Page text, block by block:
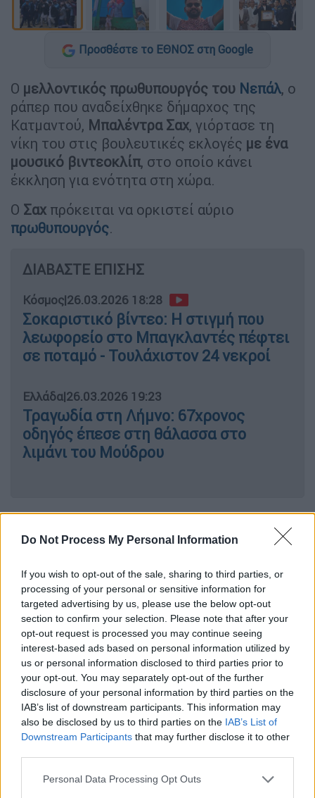
Do Not Process My Personal Information
If you wish to opt-out of the sale, sharing to third parties, or
processing of your personal or sensitive information for
targeted advertising by us, please use the below opt-out
section to confirm your selection. Please note that after your
opt-out request is processed you may continue seeing
interest-based ads based on personal information utilized by
us or personal information disclosed to third parties prior to
your opt-out. You may separately opt-out of the further
disclosure of your personal information by third parties on the
IAB’s list of downstream participants. This information may
also be disclosed by us to third parties on the IAB’s List of
Downstream Participants that may further disclose it to other
Please note that this website/app uses one or more Google
Personal Data Processing Opt Outs
Προσθέστε το ΕΘΝΟΣ στη Google
Ο μελλοντικός πρωθυπουργός του Νεπάλ, ο
ράπερ που αναδείχθηκε δήμαρχος της
Κατμαντού, Μπαλέντρα Σαχ, γιόρτασε τη
νίκη του στις βουλευτικές εκλογές με ένα
μουσικό βιντεοκλίπ, στο οποίο κάνει
έκκληση για ενότητα στη χώρα.
Ο Σαχ πρόκειται να ορκιστεί αύριο
πρωθυπουργός.
ΔΙΑΒΑΣΤΕ ΕΠΙΣΗΣ
Κόσμος|26.03.2026 18:28
Σοκαριστικό βίντεο: Η στιγμή που
λεωφορείο στο Μπαγκλαντές πέφτει
σε ποταμό - Τουλάχιστον 24 νεκροί
Ελλάδα|26.03.2026 19:23
Τραγωδία στη Λήμνο: 67χρονος
οδηγός έπεσε στη θάλασσα στο
λιμάνι του Μούδρου
προχωρά»
Νεπαλέζοι ενωμένοι, η ιστορία προχωρά»
τραγουδάει ο 35χρονος «Μπαλέν» σε αυτό
το βιντεοκλίπ που εικονογραφείται με
πλάνα από την προεκλογική εκστρατεία του.
Οι στίχοι αυτοί ήταν η πρώτη δημόσια
δήλωσή τουμετά τις εκλογές της 5ης
Μαρτίου.
Ο Σαχ εξελέγη βουλευτής νικώντας τον
ρώην πρωθυπουργό Κ.Π. Σάρμα Όλι, 74
ο οποίος παραιτήθηκε μετά τις
Επανάστασης της Gen Z», στις οποίες